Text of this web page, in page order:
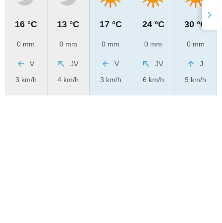
16 °C
0 mm
V
3 km/h
13 °C
0 mm
JV
4 km/h
17 °C
0 mm
V
3 km/h
24 °C
0 mm
JV
6 km/h
30 °C
0 mm
J
9 km/h